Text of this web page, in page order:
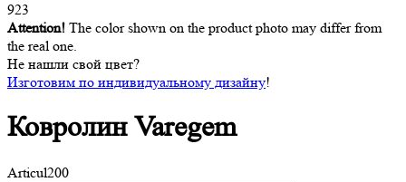
923
Attention! The color shown on the product photo may differ from
the real one.
Не нашли свой цвет?
Изготовим по индивидуальному дизайну!
КовролинVaregem
Articul200